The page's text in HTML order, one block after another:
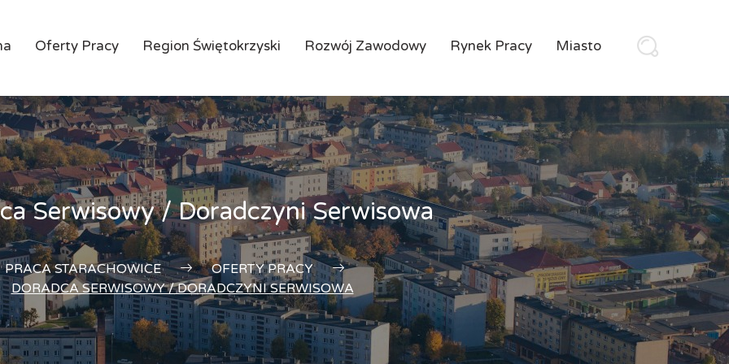
Oferty Pracy Region Świętokrzyski Rozwój Zawodowy Rynek Pracy Miasto
Serwisowy / Doradczyni Serwisowa
PRACA STARACHOWICE
OFERTY PRACY
DORADCA SERWISOWY / DORADCZYNI SERWISOWA